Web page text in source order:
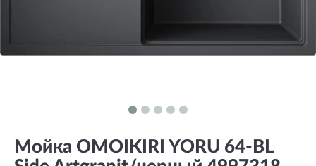
Мойка OMOIKIRI YORU 64-BL